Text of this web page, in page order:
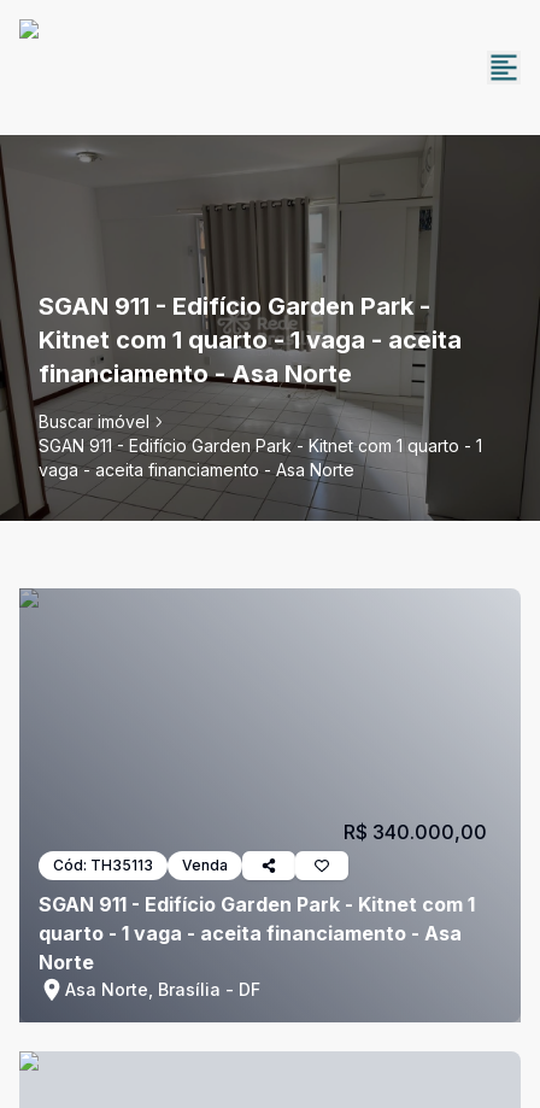
SGAN 911 - Edifício Garden Park -
Kitnet com 1 quarto - 1 vaga - aceita
financiamento - Asa Norte
Buscar imóvel
SGAN 911 - Edifício Garden Park - Kitnet com 1 quarto - 1
vaga - aceita financiamento - Asa Norte
Cód: TH35113 Venda
SGAN 911 - Edifício Garden Park - Kitnet com 1
quarto - 1 vaga - aceita financiamento - Asa
Norte
Asa Norte, Brasília - DF
R$ 340.000,00